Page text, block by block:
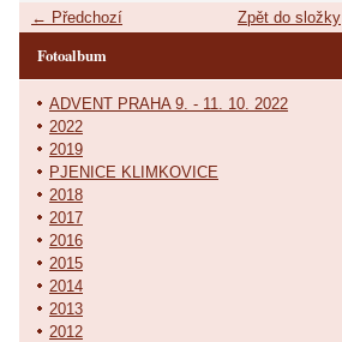
← Předchozí Zpět do složky
Fotoalbum
ADVENT PRAHA 9. - 11. 10. 2022
2022
2019
PJENICE KLIMKOVICE
2018
2017
2016
2015
2014
2013
2012